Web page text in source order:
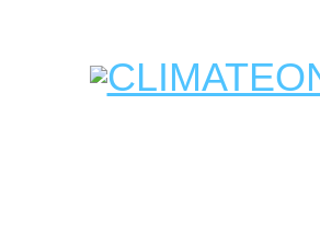
Кондиционеры и сплит-системы,